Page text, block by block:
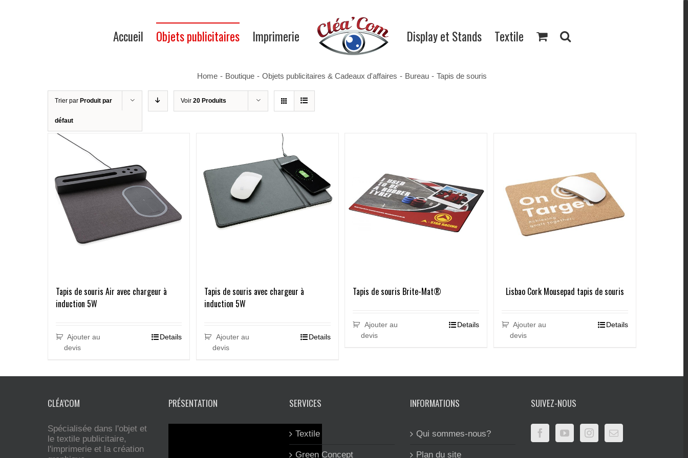
Accueil Objets publicitaires Imprimerie Display et Stands Textile
Home - Boutique - Objets publicitaires & Cadeaux d'affaires - Bureau - Tapis de souris
Trier par Produit par
défaut
Voir 20 Produits
Tapis de souris Air avec chargeur à
induction 5W
Ajouter au
devis
Details
Tapis de souris avec chargeur à
induction 5W
Ajouter au
devis
Details
Tapis de souris Brite-Mat®
Ajouter au
devis
Details
Lisbao Cork Mousepad tapis de souris
Ajouter au
devis
Details
CLÉA’COM
Spécialisée dans l'objet et
le textile publicitaire,
l'imprimerie et la création
PRÉSENTATION SERVICES
Textile
Green Concept
INFORMATIONS
Qui sommes-nous?
Plan du site
SUIVEZ-NOUS